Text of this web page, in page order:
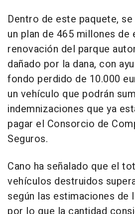
Dentro de este paquete,
un plan de 465 millones de
renovación del parque
dañado por la dana, con
fondo perdido de 10.000
un vehículo que podrán
indemnizaciones que ya
pagar el Consorcio de
Seguros.
Cano ha señalado que el
vehículos destruidos
según las estimaciones de